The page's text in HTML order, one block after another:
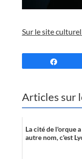
Sur le site
Articles sur
La cité de l'orque
autre nom, c'est